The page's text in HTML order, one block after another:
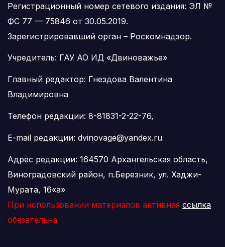
Регистрационный номер сетевого издания: ЭЛ №
ФС 77 — 75846 от 30.05.2019.
Зарегистрировавший орган – Роскомнадзор.
Учредитель: ГАУ АО ИД «Двиноважье»
Главный редактор: Гнездова Валентина
Владимировна
Телефон редакции: 8-81831-2-22-76,
E-mail редакции: dvinovage@yandex.ru
Адрес редакции: 164570 Архангельская область,
Виноградовский район, п.Березник, ул. Хаджи-
Мурата, 16«а»
При использовании материалов активная ссылка
обязательна